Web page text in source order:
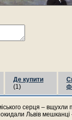
Де купити
(1)
серця – вщухли
Львів